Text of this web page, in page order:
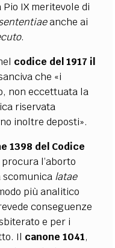
IX meritevole di
anche ai
.
codice del 1917 il
che «i
non eccettuata la
riservata
inoltre deposti».
1398 del Codice
l’aborto
scomunica latae
più analitico
conseguenze
e per i
Il canone 1041,